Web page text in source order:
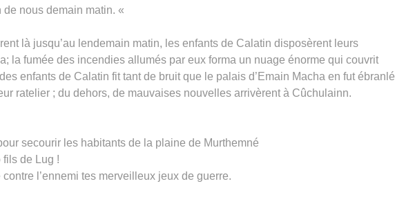
nous demain matin. «
là jusqu’au lendemain matin, les enfants de Calatin disposèrent leurs
la fumée des incendies allumés par eux forma un nuage énorme qui couvrit
enfants de Calatin fit tant de bruit que le palais d’Emain Macha en fut ébranlé
ratelier ; du dehors, de mauvaises nouvelles arrivèrent à Cûchulainn.
secourir les habitants de la plaine de Murthemné
fils de Lug !
l’ennemi tes merveilleux jeux de guerre.